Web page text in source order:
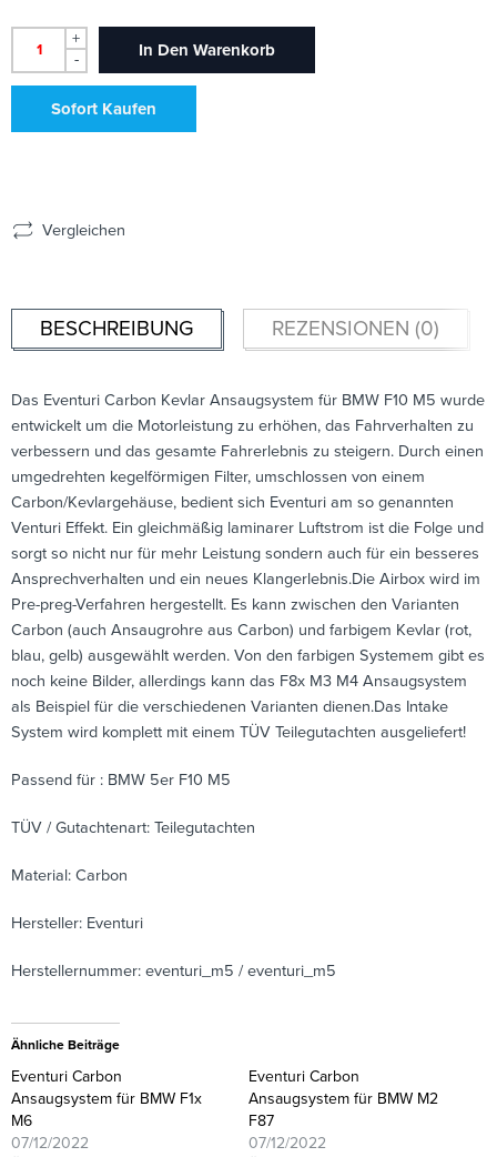
+
-
In Den Warenkorb
Sofort Kaufen
Vergleichen
BESCHREIBUNG REZENSIONEN (0)
Das Eventuri Carbon Kevlar Ansaugsystem für BMW F10 M5 wurde
entwickelt um die Motorleistung zu erhöhen, das Fahrverhalten zu
verbessern und das gesamte Fahrerlebnis zu steigern. Durch einen
umgedrehten kegelförmigen Filter, umschlossen von einem
Carbon/Kevlargehäuse, bedient sich Eventuri am so genannten
Venturi Effekt. Ein gleichmäßig laminarer Luftstrom ist die Folge und
sorgt so nicht nur für mehr Leistung sondern auch für ein besseres
Ansprechverhalten und ein neues Klangerlebnis.Die Airbox wird im
Pre-preg-Verfahren hergestellt. Es kann zwischen den Varianten
Carbon (auch Ansaugrohre aus Carbon) und farbigem Kevlar (rot,
blau, gelb) ausgewählt werden. Von den farbigen Systemem gibt es
noch keine Bilder, allerdings kann das F8x M3 M4 Ansaugsystem
als Beispiel für die verschiedenen Varianten dienen.Das Intake
System wird komplett mit einem TÜV Teilegutachten ausgeliefert!
Passend für : BMW 5er F10 M5
TÜV / Gutachtenart: Teilegutachten
Material: Carbon
Hersteller: Eventuri
Herstellernummer: eventuri_m5 / eventuri_m5
Ähnliche Beiträge
Eventuri Carbon
Ansaugsystem für BMW F1x
M6
07/12/2022
Eventuri Carbon
Ansaugsystem für BMW M2
F87
07/12/2022